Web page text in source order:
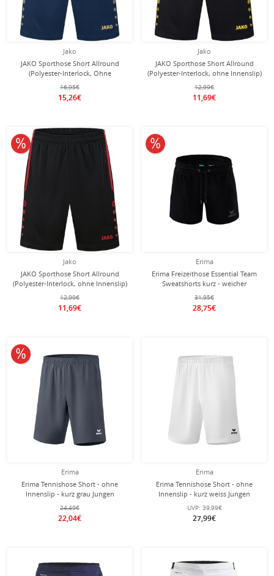
Jako
JAKO Sporthose Short Allround
(Polyester-Interlock, Ohne
Innenslip) kurz navyblau/gold
Herren
16,95€
15,26€
Jako
JAKO Sporthose Short Allround
(Polyester-Interlock, ohne Innenslip)
kurz schwarz/gelb Jungen
12,99€
11,69€
Jako
JAKO Sporthose Short Allround
(Polyester-Interlock, ohne Innenslip)
kurz schwarz/rot Jungen
12,99€
11,69€
10% reduziert
Erima
Erima Freizeithose Essential Team
Sweatshorts kurz - weicher
Baumwollmix, leichter Stretch -
schwarz Damen
31,95€
28,75€
10% reduziert
Erima
Erima Tennishose Short - ohne
Innenslip - kurz grau Jungen
24,49€
22,04€
10% reduziert
Erima
Erima Tennishose Short - ohne
Innenslip - kurz weiss Jungen
UVP: 39,99€
27,99€